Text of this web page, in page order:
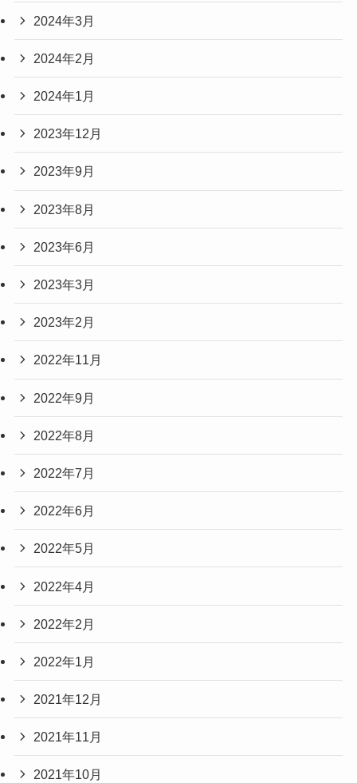
2024年3月
2024年2月
2024年1月
2023年12月
2023年9月
2023年8月
2023年6月
2023年3月
2023年2月
2022年11月
2022年9月
2022年8月
2022年7月
2022年6月
2022年5月
2022年4月
2022年2月
2022年1月
2021年12月
2021年11月
2021年10月